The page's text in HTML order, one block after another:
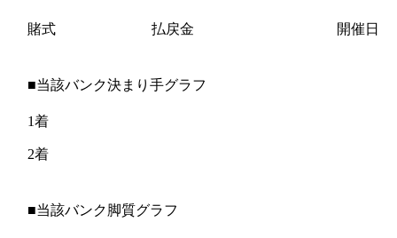
賭式 払戻金 開催日
■当該バンク決まり手グラフ
1着
2着
■当該バンク脚質グラフ